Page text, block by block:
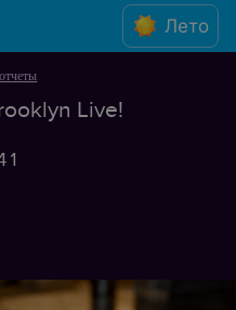
Лето
Live!